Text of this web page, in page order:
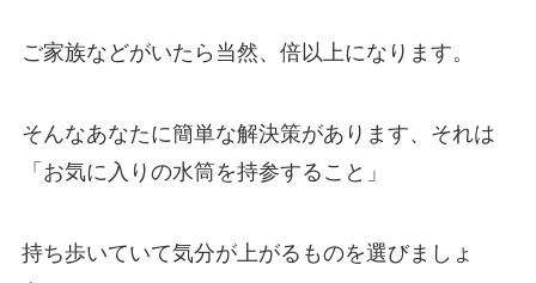
ご家族などがいたら当然、倍以上になります。
そんなあなたに簡単な解決策があります、それは
「お気に入りの水筒を持参すること」
持ち歩いていて気分が上がるものを選びましょ